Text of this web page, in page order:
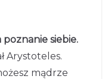
siebie.
Arystoteles.
mądrze